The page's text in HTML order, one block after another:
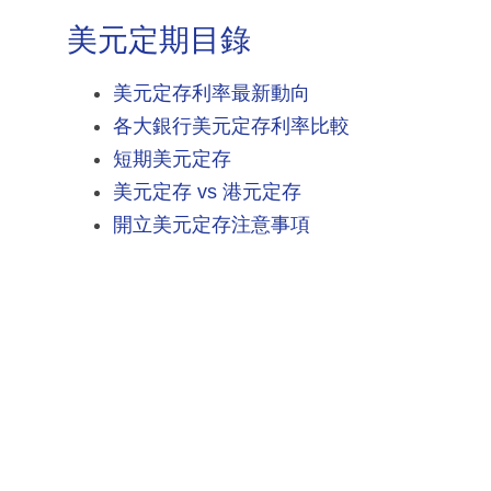
美元定期目錄
美元定存利率最新動向
各大銀行美元定存利率比較
短期美元定存
美元定存 vs 港元定存
開立美元定存注意事項